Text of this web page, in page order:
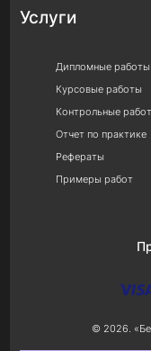
Услуги
Дипломные работы
Курсовые работы
Контрольные
Отчет по практике
Рефераты
Примеры работ
© 2026.